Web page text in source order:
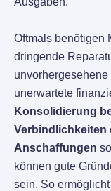
Oftmals benötigen
dringende
unerwartete
Konsolidierung
Verbindlichkeiten
Anschaffungen
können gute
sein. So